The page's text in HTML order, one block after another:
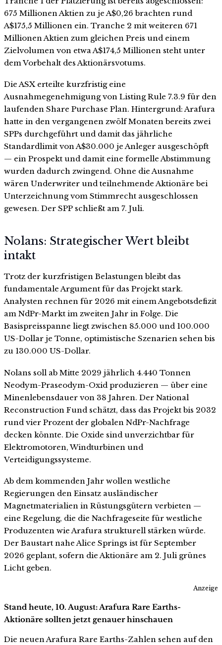
675 Millionen Aktien zu je A$0,26 brachten rund
A$175,5 Millionen ein. Tranche 2 mit weiteren 671
Millionen Aktien zum gleichen Preis und einem
Zielvolumen von etwa A$174,5 Millionen steht unter
dem Vorbehalt des Aktionärsvotums.
Die ASX erteilte kurzfristig eine
Ausnahmegenehmigung von Listing Rule 7.3.9 für den
laufenden Share Purchase Plan. Hintergrund: Arafura
hatte in den vergangenen zwölf Monaten bereits zwei
SPPs durchgeführt und damit das jährliche
Standardlimit von A$30.000 je Anleger ausgeschöpft
— ein Prospekt und damit eine formelle Abstimmung
wurden dadurch zwingend. Ohne die Ausnahme
wären Underwriter und teilnehmende Aktionäre bei
Unterzeichnung vom Stimmrecht ausgeschlossen
gewesen. Der SPP schließt am 7. Juli.
Nolans: Strategischer Wert bleibt
intakt
Trotz der kurzfristigen Belastungen bleibt das
fundamentale Argument für das Projekt stark.
Analysten rechnen für 2026 mit einem Angebotsdefizit
am NdPr-Markt im zweiten Jahr in Folge. Die
Basispreisspanne liegt zwischen 85.000 und 100.000
US-Dollar je Tonne, optimistische Szenarien sehen bis
zu 130.000 US-Dollar.
Nolans soll ab Mitte 2029 jährlich 4.440 Tonnen
Neodym-Praseodym-Oxid produzieren — über eine
Minenlebensdauer von 38 Jahren. Der National
Reconstruction Fund schätzt, dass das Projekt bis 2032
rund vier Prozent der globalen NdPr-Nachfrage
decken könnte. Die Oxide sind unverzichtbar für
Elektromotoren, Windturbinen und
Verteidigungssysteme.
Ab dem kommenden Jahr wollen westliche
Regierungen den Einsatz ausländischer
Magnetmaterialien in Rüstungsgütern verbieten —
eine Regelung, die die Nachfrageseite für westliche
Produzenten wie Arafura strukturell stärken würde.
Der Baustart nahe Alice Springs ist für September
2026 geplant, sofern die Aktionäre am 2. Juli grünes
Licht geben.
Anzeige
Stand heute, 10. August: Arafura Rare Earths-
Aktionäre sollten jetzt genauer hinschauen
Die neuen Arafura Rare Earths-Zahlen sehen auf den